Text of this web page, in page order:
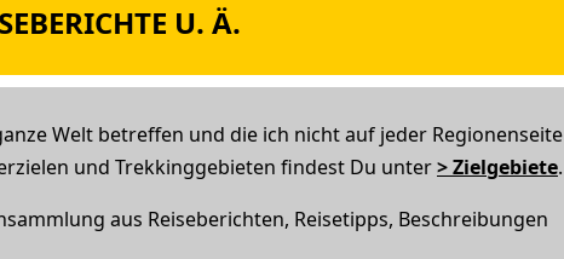
U. Ä.
Welt betreffen und die ich nicht auf jeder Regionenseite
und Trekkinggebieten findest Du unter> Zielgebiete.
aus Reiseberichten, Reisetipps, Beschreibungen